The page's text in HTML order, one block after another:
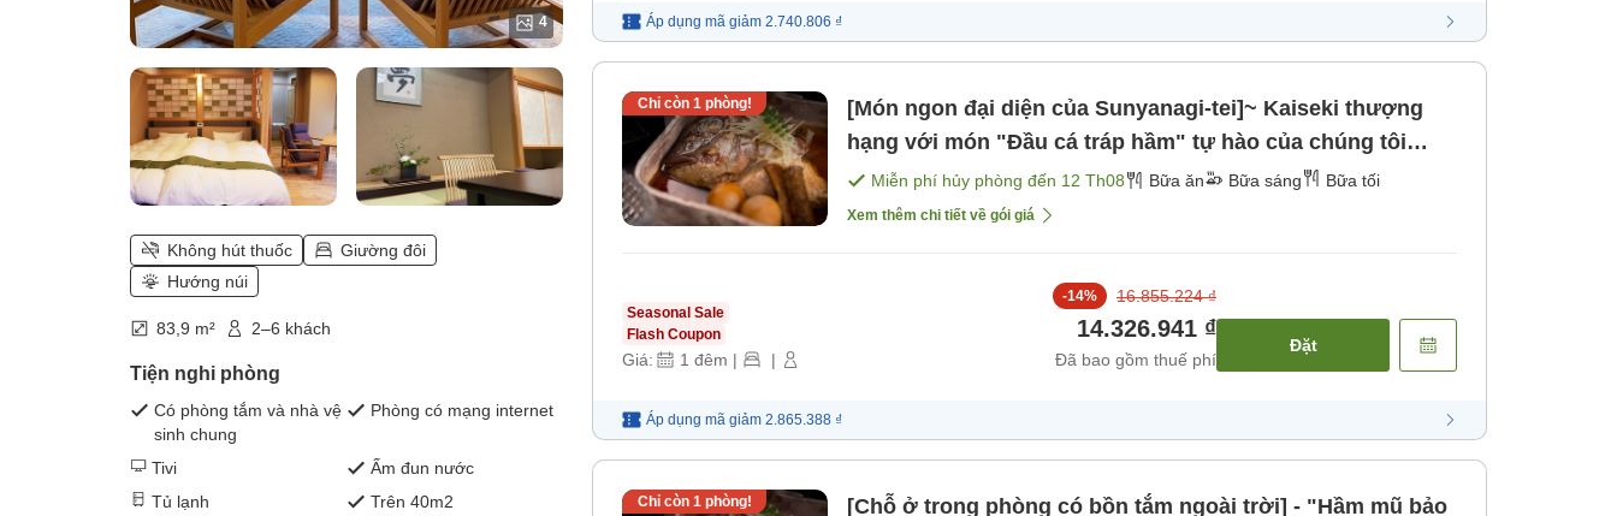
4
Không hút thuốc
Giường đôi
Hướng núi
83,9 m² 2–6 khách
Tiện nghi phòng
Có phòng tắm và nhà vệ
sinh chung
Phòng có mạng internet
Tivi
Ấm đun nước
Tủ lạnh
Trên 40m2
Áp dụng mã giảm 2.740.806 ₫
Chỉ còn 1phòng!
[Món ngon đại diện của Sunyanagi-tei]~ Kaiseki thượng
hạng với món "Đầu cá tráp hầm" tự hào của chúng tôi
[Bữa sáng] [Bữa tối]
Miễn phí hủy phòng đến 12 Th08 Bữa ăn Bữa sáng Bữa tối
Xem thêm chi tiết về gói giá
Seasonal Sale
Flash Coupon
Giá: 1 đêm | |
-14% 16.855.224 ₫
14.326.941 ₫
Đã bao gồm thuế phí
Đặt
Áp dụng mã giảm 2.865.388 ₫
Chỉ còn 1phòng! [Chỗ ở trong phòng có bồn tắm ngoài trời] - "Hầm mũ bảo